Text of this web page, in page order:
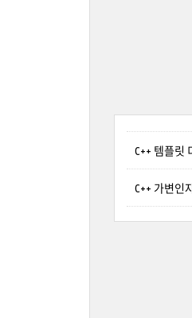
C++ 템플릿
C++ 가변인